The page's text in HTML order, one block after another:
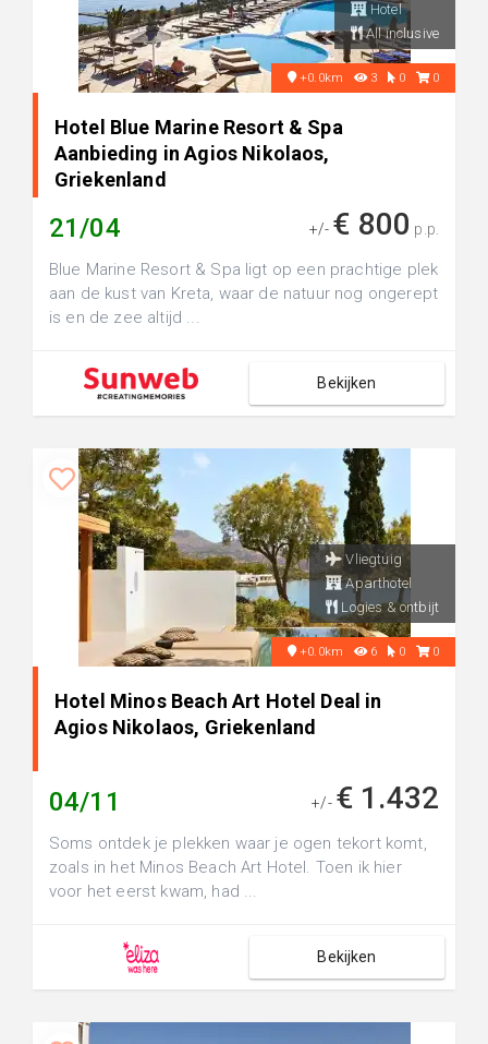
Hotel
All inclusive
+0.0km 3 0 0
Hotel Blue Marine Resort & Spa
Aanbieding in Agios Nikolaos,
Griekenland
21/04 +/- € 800 p.p.
Blue Marine Resort & Spa ligt op een prachtige plek
aan de kust van Kreta, waar de natuur nog ongerept
is en de zee altijd ...
Bekijken
Vliegtuig
Aparthotel
Logies & ontbijt
+0.0km 6 0 0
Hotel Minos Beach Art Hotel Deal in
Agios Nikolaos, Griekenland
04/11 +/- € 1.432
Soms ontdek je plekken waar je ogen tekort komt,
zoals in het Minos Beach Art Hotel. Toen ik hier
voor het eerst kwam, had ...
Bekijken